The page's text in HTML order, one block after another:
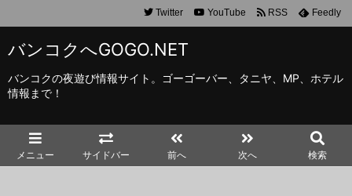
バンコクへGOGO.NET
バンコクの夜遊び情報サイト。ゴーゴーバー、タニヤ、MP、ホテル
情報まで！
メニュー サイドバー 前へ 次へ 検索
Twitter YouTube RSS Feedly